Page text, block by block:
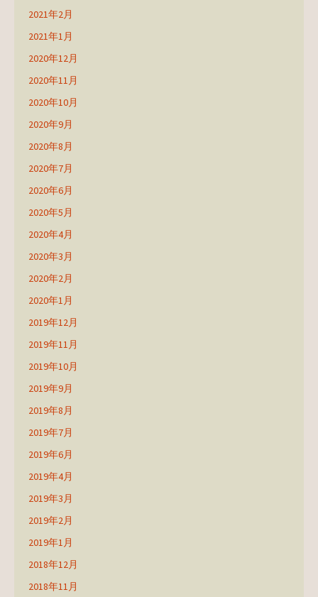
2021年2月
2021年1月
2020年12月
2020年11月
2020年10月
2020年9月
2020年8月
2020年7月
2020年6月
2020年5月
2020年4月
2020年3月
2020年2月
2020年1月
2019年12月
2019年11月
2019年10月
2019年9月
2019年8月
2019年7月
2019年6月
2019年4月
2019年3月
2019年2月
2019年1月
2018年12月
2018年11月